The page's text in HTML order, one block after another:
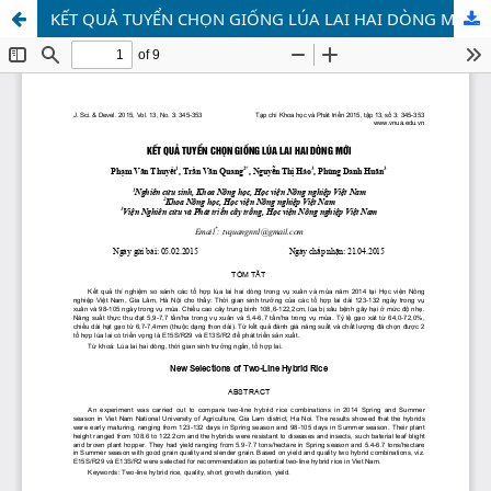
KẾT QUẢ TUYỂN CHỌN GIỐNG LÚA LAI HAI DÒNG MỚI